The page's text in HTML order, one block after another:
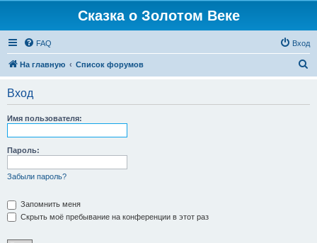
Сказка о Золотом Веке
FAQ Вход
На главную Список форумов
Вход
Имя пользователя:
Пароль:
Забыли пароль?
Запомнить меня
Скрыть моё пребывание на конференции в этот раз